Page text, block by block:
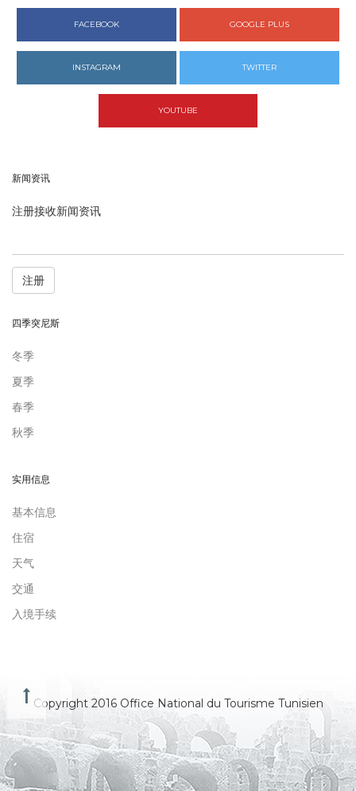
FACEBOOK GOOGLE PLUS
INSTAGRAM TWITTER
YOUTUBE
新闻资讯
注册接收新闻资讯
注册
四季突尼斯
冬季
夏季
春季
秋季
实用信息
基本信息
住宿
天气
交通
入境手续
Copyright 2016 Office National du Tourisme Tunisien